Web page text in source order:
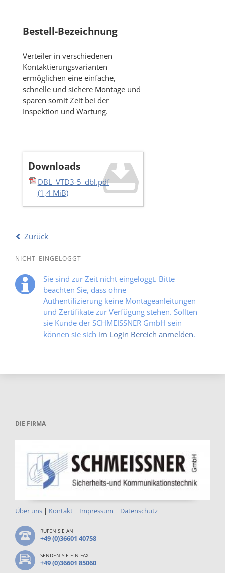
Bestell-Bezeichnung
Verteiler in verschiedenen
Kontaktierungsvarianten
ermöglichen eine einfache,
schnelle und sichere Montage und
sparen somit Zeit bei der
Inspektion und Wartung.
Downloads
DBL_VTD3-5_dbl.pdf
(1,4 MiB)
Zurück
NICHT EINGELOGGT
Sie sind zur Zeit nicht eingeloggt. Bitte
beachten Sie, dass ohne
Authentifizierung keine Montageanleitungen
und Zertifikate zur Verfügung stehen. Sollten
sie Kunde der SCHMEISSNER GmbH sein
können sie sich im Login Bereich anmelden.
DIE FIRMA
Über uns| Kontakt| Impressum | Datenschutz
RUFEN SIE AN
+49 (0)36601 40758
SENDEN SIE EIN FAX
+49 (0)36601 85060